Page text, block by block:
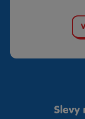
Slevy